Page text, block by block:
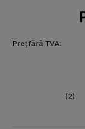
Preț fără TVA:
(2)